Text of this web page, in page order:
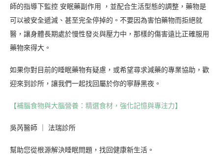
師的指導下監控 安眠藥副作用 ，並配合生活型態的調整，藥物是
可以被安全遞減、甚至完全停掉的。不要因為害怕藥物而拒絕就
醫，讓身體長期處於慢性發炎與壓力中，那樣的傷害遠比正確服用
藥物來得大。
如果你對目前的睡眠藥物有疑慮，或希望尋求減藥的專業協助，歡
迎來到診所，讓我們一起找回屬於你的寧靜黑夜。
【補腦食物與大腦營養：精選食材，強化記憶與專注力】
吳芮醫師 ｜ 法瑞診所
幫助您從根源解決睡眠問題，找回健康新生活。